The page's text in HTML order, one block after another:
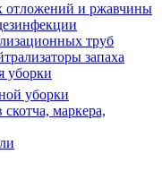
отложений и ржавчины
труб
запаха
уборки
уборки
маркера,